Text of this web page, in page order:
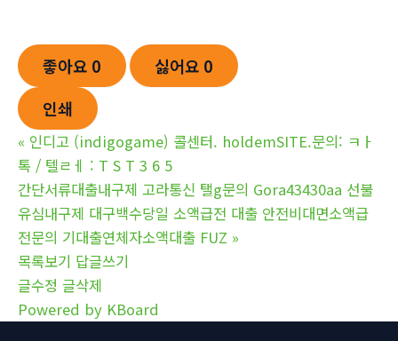
좋아요 0 싫어요 0
인쇄
« 인디고 (indigogame) 콜센터. holdemSITE.문의: ㅋㅏ
톡 / 텔ㄹㅔ : T S T 3 6 5
간단서류대출내구제 고라통신 탤g문의 Gora43430aa 선불
유심내구제 대구백수당일 소액급전 대출 안전비대면소액급
전문의 기대출연체자소액대출 FUZ »
목록보기 답글쓰기
글수정 글삭제
Powered by KBoard